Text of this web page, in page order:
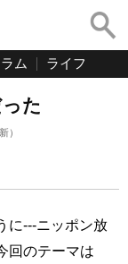
ム ライフ
た
）
に---ニッポン放
回のテーマは